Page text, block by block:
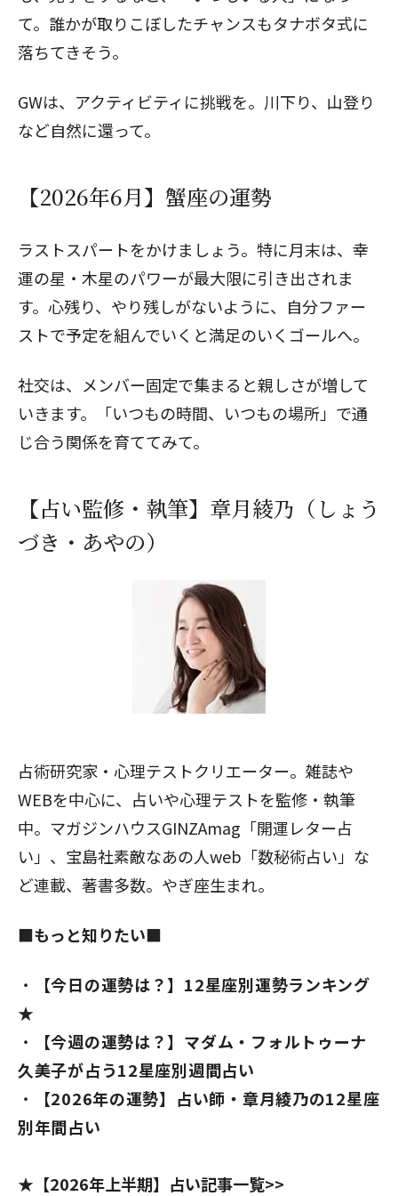
て。誰かが取りこぼしたチャンスもタナボタ式に
落ちてきそう。
GWは、アクティビティに挑戦を。川下り、山登り
など自然に還って。
【2026年6月】蟹座の運勢
ラストスパートをかけましょう。特に月末は、幸
運の星・木星のパワーが最大限に引き出されま
す。心残り、やり残しがないように、自分ファー
ストで予定を組んでいくと満足のいくゴールへ。
社交は、メンバー固定で集まると親しさが増して
いきます。「いつもの時間、いつもの場所」で通
じ合う関係を育ててみて。
【占い監修・執筆】章月綾乃（しょう
づき・あやの）
占術研究家・心理テストクリエーター。雑誌や
WEBを中心に、占いや心理テストを監修・執筆
中。マガジンハウスGINZAmag「開運レター占
い」、宝島社素敵なあの人web「数秘術占い」な
ど連載、著書多数。やぎ座生まれ。
■もっと知りたい■
【今日の運勢は？】12星座別運勢ランキング
★
【今週の運勢は？】マダム・フォルトゥーナ
久美子が占う12星座別週間占い
【2026年の運勢】占い師・章月綾乃の12星座
別年間占い
★【2026年上半期】占い記事一覧>>